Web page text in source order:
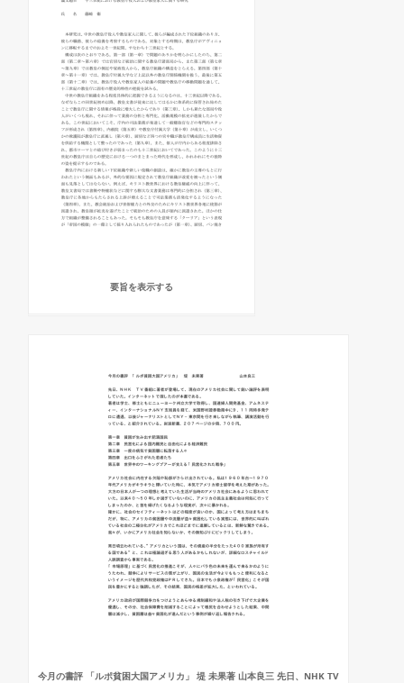
要旨を表示する
今月の書評 「ルポ貧困大国アメリカ」 堤 未果著 山本良三 先日、NHK TV